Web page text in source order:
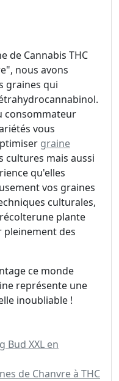
de Cannabis THC
nous avons
graines qui
consommateur
vous
graine
cultures mais aussi
qu'elles
vos graines
culturales,
plante
pleinement des
ce monde
représente une
inoubliable !
Bud XXL en
de Chanvre à THC